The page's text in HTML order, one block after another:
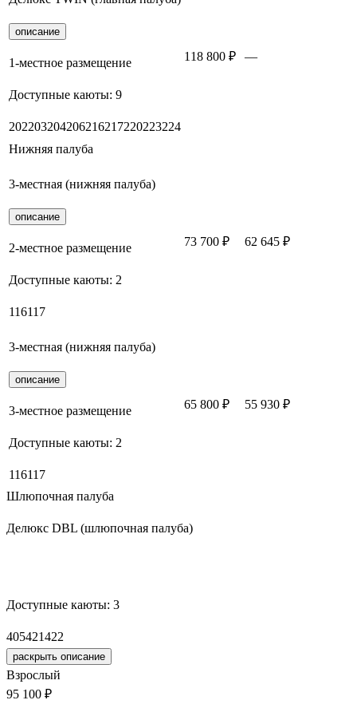
описание
1-местное размещение
Доступные каюты: 9
202203204206216217220223224
118 800 ₽ —
Нижняя палуба
3-местная (нижняя палуба)
описание
2-местное размещение
Доступные каюты: 2
116117
73 700 ₽ 62 645 ₽
3-местная (нижняя палуба)
описание
3-местное размещение
Доступные каюты: 2
116117
65 800 ₽ 55 930 ₽
Шлюпочная палуба
Делюкс DBL (шлюпочная палуба)
Доступные каюты: 3
405421422
раскрыть описание
Взрослый
95 100 ₽